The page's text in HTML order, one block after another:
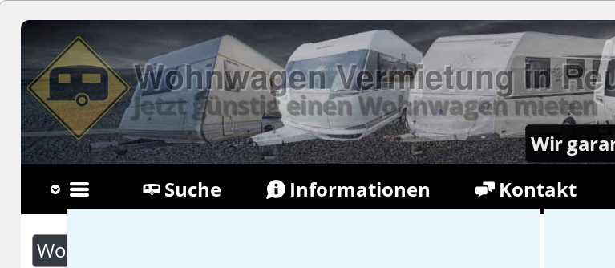
Wohnwagen Vermietung in
Jetzt günstig einen Wohnwagen mieten
Wir
Suche Informationen Kontakt
Wohnwagen Suche